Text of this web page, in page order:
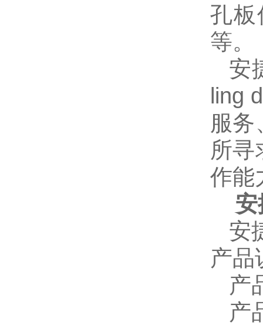
孔板
等。
安
ling
服
所
作能
安
产品
产
产